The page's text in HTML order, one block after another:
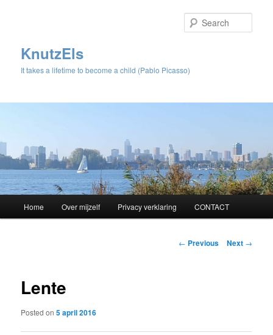
KnutzEls
It takes a lifetime to become a child (Pablo Picasso)
Skip
content
Home Over mijzelf Privacy verklaring CONTACT
Post
← Previous Next →
Lente
Posted on5 april 2016